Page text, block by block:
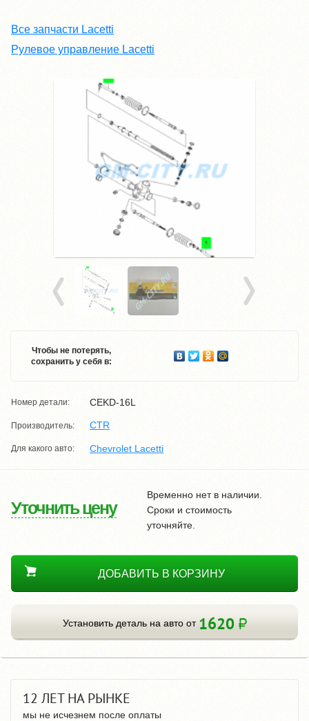
Все запчасти Lacetti
Рулевое управление Lacetti
Чтобы не потерять,
сохранить у себя в:
Номер детали: CEKD-16L
Производитель: CTR
Для какого авто: Chevrolet Lacetti
Уточнить цену
Временно нет в наличии.
Сроки и стоимость
уточняйте.
ДОБАВИТЬ В КОРЗИНУ
Установить деталь на авто от 1620
12 ЛЕТ НА РЫНКЕ
мы не исчезнем после оплаты